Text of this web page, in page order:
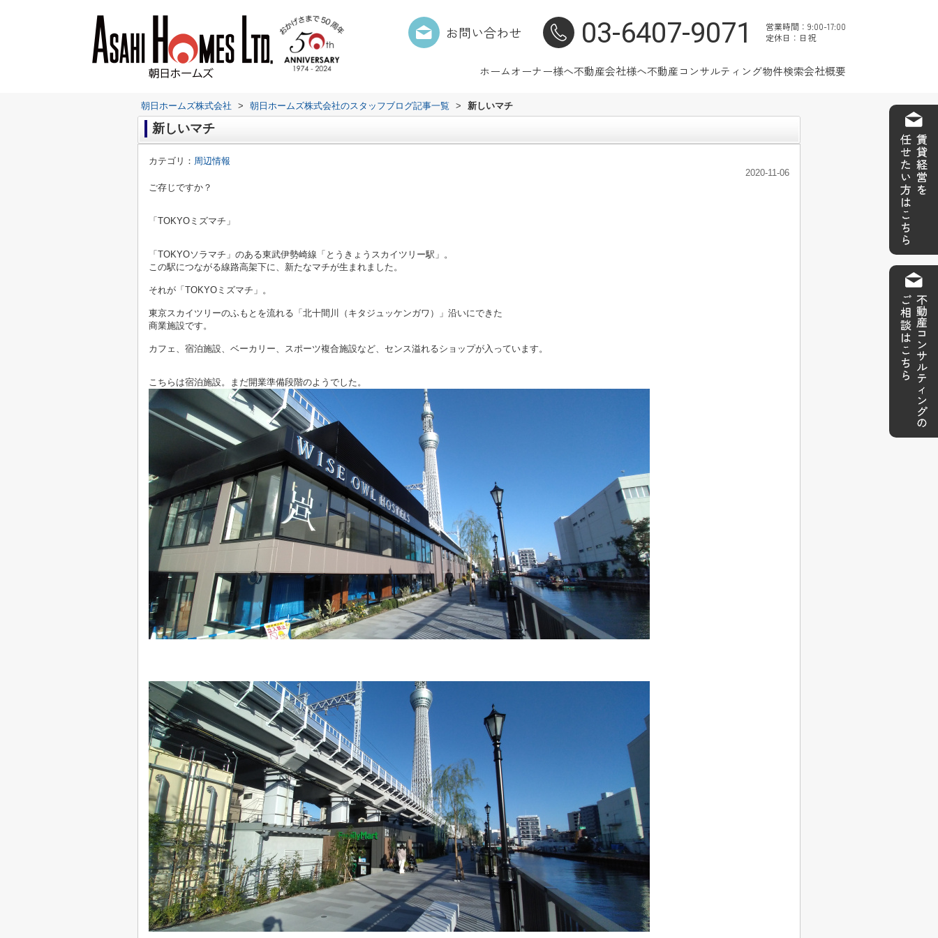
お問い合わせ 03-6407-9071
営業時間：9:00-17:00
定休日：日祝
ホームオーナー様へ不動産会社様へ不動産コンサルティング物件検索会社概要
朝日ホームズ株式会社 > 朝日ホームズ株式会社のスタッフブログ記事一覧 > 新しいマチ
新しいマチ
カテゴリ： 周辺情報
2020-11-06
ご存じですか？
「TOKYOミズマチ」
「TOKYOソラマチ」のある東武伊勢崎線「とうきょうスカイツリー駅」。
この駅につながる線路高架下に、新たなマチが生まれました。
それが「TOKYOミズマチ」。
東京スカイツリーのふもとを流れる「北十間川（キタジュッケンガワ）」沿いにできた
商業施設です。
カフェ、宿泊施設、ベーカリー、スポーツ複合施設など、センス溢れるショップが入っています。
こちらは宿泊施設。まだ開業準備段階のようでした。